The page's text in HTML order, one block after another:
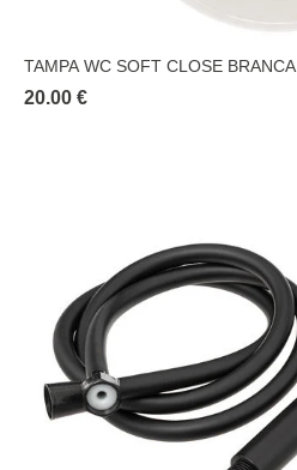
TAMPA WC SOFT CLOSE BRANCA
20.00 €